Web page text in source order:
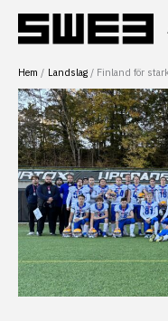
innehåll
Hem Landslag Finland för